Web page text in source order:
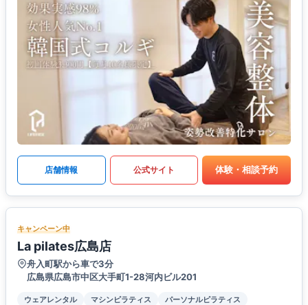
店舗情報 公式サイト 体験・相談予約
キャンペーン中
La pilates広島店
舟入町駅から車で3分
広島県広島市中区大手町1-28河内ビル201
ウェアレンタル マシンピラティス
パーソナルピラティス